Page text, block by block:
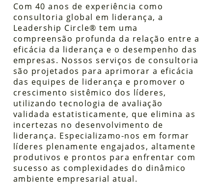
Com 40 anos de experiência como
consultoria global em liderança, a
Leadership Circle® tem uma
compreensão profunda da relação entre a
eficácia da liderança e o desempenho das
empresas. Nossos serviços de consultoria
são projetados para aprimorar a eficácia
das equipes de liderança e promover o
crescimento sistêmico dos líderes,
utilizando tecnologia de avaliação
validada estatisticamente, que elimina as
incertezas no desenvolvimento de
liderança. Especializamo-nos em formar
líderes plenamente engajados, altamente
produtivos e prontos para enfrentar com
sucesso as complexidades do dinâmico
ambiente empresarial atual.